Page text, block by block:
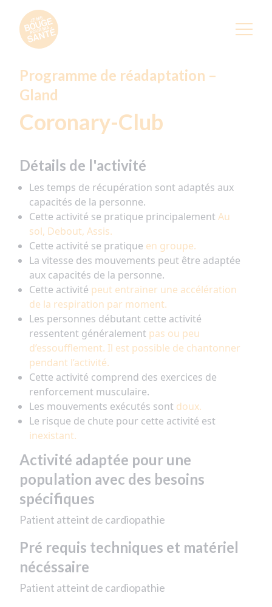
Programme de réadaptation –
Gland
Coronary-Club
Détails de l'activité
Les temps de récupération sont adaptés aux
capacités de la personne.
Cette activité se pratique principalementAu
sol, Debout, Assis.
Cette activité se pratique en groupe.
La vitesse des mouvements peut être adaptée
aux capacités de la personne.
Cette activité peut entrainer une accélération
de la respiration par moment.
Les personnes débutant cette activité
ressentent généralement pas ou peu
d’essoufflement. Il est possible de chantonner
pendant l’activité.
Cette activité comprend des exercices de
renforcement musculaire.
Les mouvements exécutés sont doux.
Le risque de chute pour cette activité est
inexistant.
Activité adaptée pour une
population avec des besoins
spécifiques
Patient atteint de cardiopathie
Pré requis techniques et matériel
nécéssaire
Patient atteint de cardiopathie